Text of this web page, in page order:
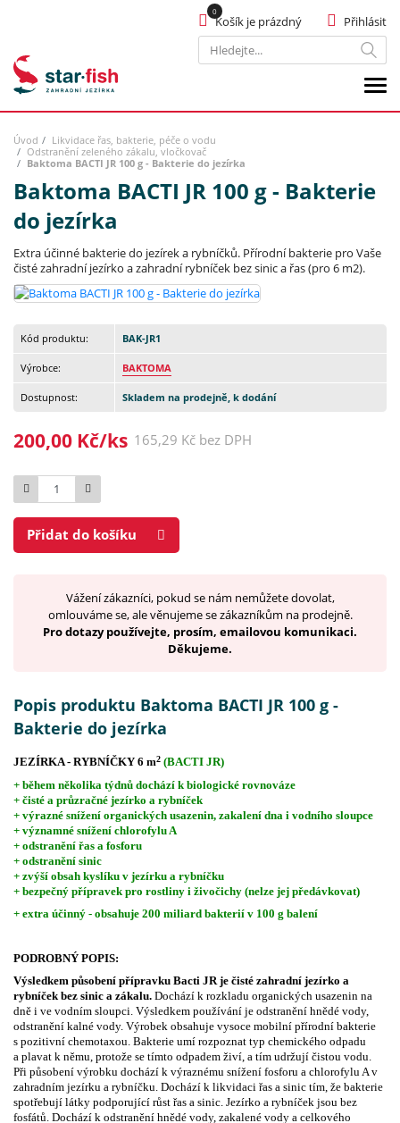
Hledat
Přihlásit
Košík je prázdný
Úvod
Likvidace řas, bakterie, péče o vodu
Odstranění zeleného zákalu, vločkovač
Baktoma BACTI JR 100 g - Bakterie do jezírka
Baktoma BACTI JR 100 g - Bakterie
do jezírka
Extra účinné bakterie do jezírek a rybníčků. Přírodní bakterie pro Vaše
čisté zahradní jezírko a zahradní rybníček bez sinic a řas (pro 6 m2).
Kód produktu: BAK-JR1
Výrobce: BAKTOMA
Dostupnost: Skladem na prodejně, k dodání
200,00 Kč/ks 165,29 Kč bez DPH
Počet
Přidat do košíku
Vážení zákazníci, pokud se nám nemůžete dovolat,
omlouváme se, ale věnujeme se zákazníkům na prodejně.
Pro dotazy používejte, prosím, emailovou komunikaci.
Děkujeme.
Popis produktu Baktoma BACTI JR 100 g -
Bakterie do jezírka
JEZÍRKA - RYBNÍČKY 6 m2 (BACTI JR)
+ během několika týdnů dochází k biologické rovnováze
+ čisté a průzračné jezírko a rybníček
+ výrazné snížení organických usazenin, zakalení dna i vodního sloupce
+ významné snížení chlorofylu A
+ odstranění řas a fosforu
+ odstranění sinic
+ zvýší obsah kyslíku v jezírku a rybníčku
+ bezpečný přípravek pro rostliny i živočichy (nelze jej předávkovat)
+ extra účinný - obsahuje 200 miliard bakterií v 100 g balení
PODROBNÝ POPIS:
Výsledkem působení přípravku Bacti JR je čisté zahradní jezírko a
rybníček bez sinic a zákalu. Dochází k rozkladu organických usazenin na
dně i ve vodním sloupci. Výsledkem používání je odstranění hnědé vody,
odstranění kalné vody. Výrobek obsahuje vysoce mobilní přírodní bakterie
s pozitivní chemotaxou. Bakterie umí rozpoznat typ chemického odpadu
a plavat k němu, protože se tímto odpadem živí, a tím udržují čistou vodu.
Při působení výrobku dochází k výraznému snížení fosforu a chlorofylu A v
zahradním jezírku a rybníčku. Dochází k likvidaci řas a sinic tím, že bakterie
spotřebují látky podporující růst řas a sinic. Jezírko a rybníček jsou bez
fosfátů. Dochází k odstranění hnědé vody, zakalené vody a celkového